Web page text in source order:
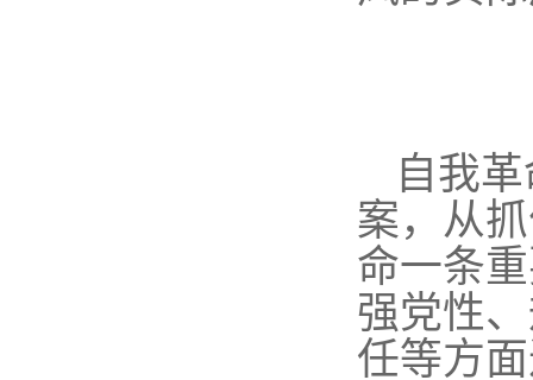
自我
案，从
命一条
强党性
任等方